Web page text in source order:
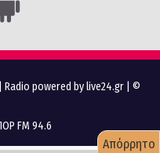
Radio powered by live24.gr | ©
FM 94.6
Απόρρητο